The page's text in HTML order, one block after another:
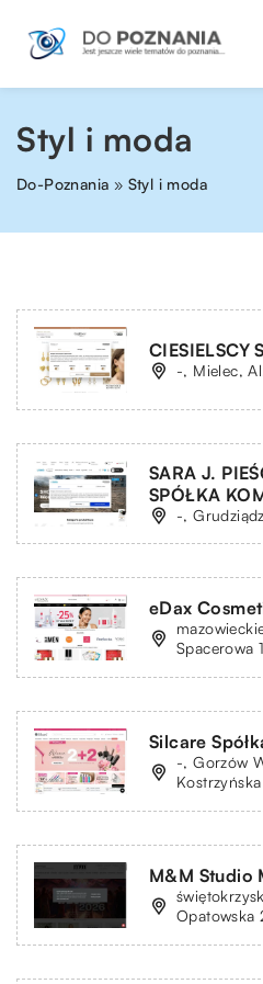
Styl i moda
Do-Poznania » Styl i moda
CIESIELSCY
-, Mielec,
SARA J.
SPÓŁKA
-,
eDax
Spacerowa
Silcare
-, Gorzów
Kostrzyńska
M&M Studio
Opatowska